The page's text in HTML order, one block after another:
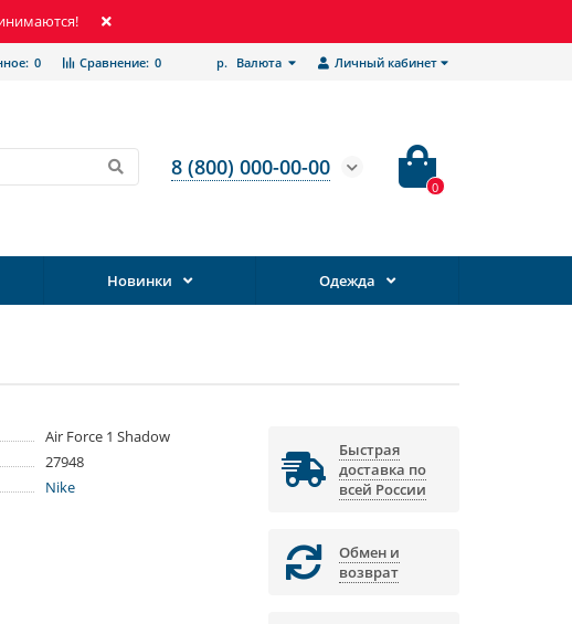
Личный кабинет
р. Валюта
Сравнение: 0
0
8 (800) 000-00-00
0
Новинки Одежда
Air Force 1 Shadow
27948
Nike
Быстрая
доставка по
всей России
Обмен и
возврат